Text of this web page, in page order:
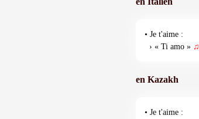
• Je t'aime :
› « Ti amo » ♫
en Kazakh
• Je t'aime :